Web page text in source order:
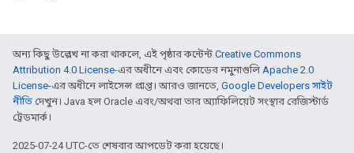
অন্য কিছু উল্লেখ না করা থাকলে, এই পৃষ্ঠার কন্টেন্ট Creative Commons
Attribution 4.0 License-এর অধীনে এবং কোডের নমুনাগুলিApache 2.0
License-এর অধীনে লাইসেন্স প্রাপ্ত। আরও জানতে, Google Developers সাইট
নীতি দেখুন। Java হল Oracle এবং/অথবা তার অ্যাফিলিয়েট সংস্থার রেজিস্টার্ড
ট্রেডমার্ক।
2025-07-24 UTC-তে শেষবার আপডেট করা হয়েছে।